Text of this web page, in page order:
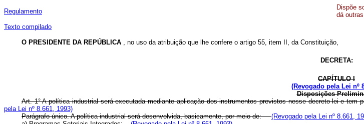
Regulamento
Texto compilado
Dispõe
dá
O PRESIDENTE DA REPÚBLICA , no uso da atribuição que lhe confere o artigo 55, item II, da Constituição,
DECRETA:
CAPÍTULO I
(Revogado pela Lei nº
Disposições
Art. 1° A política industrial será executada mediante aplicação dos instrumentos previstos nesse decreto-lei e
pela Lei nº 8.661, 1993)
Parágrafo único. A política industrial será desenvolvida, basicamente, por meio de:(Revogado pela Lei nº 8.661,